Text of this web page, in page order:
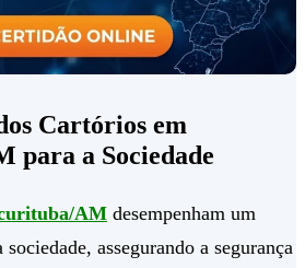
Cartórios em
para a Sociedade
AM desempenham um
assegurando a segurança